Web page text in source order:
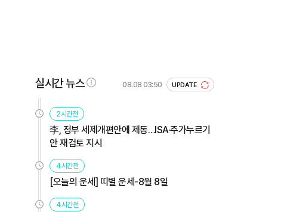
실시간 뉴스 08.08 03:50 UPDATE
2시간전
李, 정부 세제개편안에 제동…ISA·주가누르기
안 재검토 지시
4시간전
[오늘의 운세] 띠별 운세-8월 8일
4시간전